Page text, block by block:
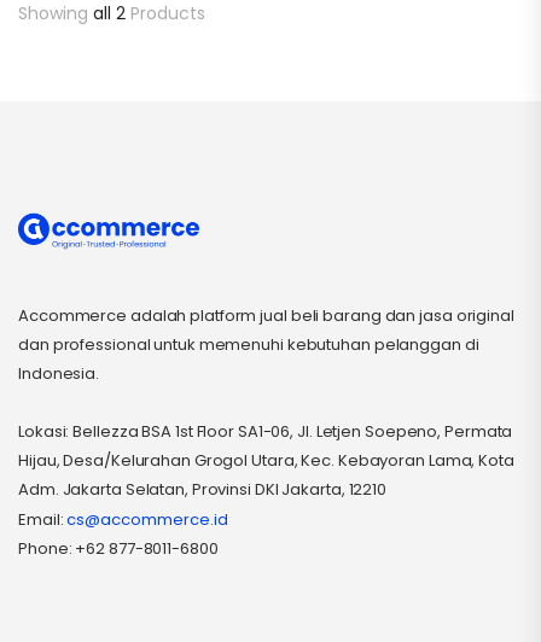
Showing all 2 Products
Accommerce adalah platform jual beli barang dan jasa original
dan professional untuk memenuhi kebutuhan pelanggan di
Indonesia.
Lokasi: Bellezza BSA 1st Floor SA1-06, Jl. Letjen Soepeno, Permata
Hijau, Desa/Kelurahan Grogol Utara, Kec. Kebayoran Lama, Kota
Adm. Jakarta Selatan, Provinsi DKI Jakarta, 12210
Email:cs@accommerce.id
Phone: +62 877-8011-6800